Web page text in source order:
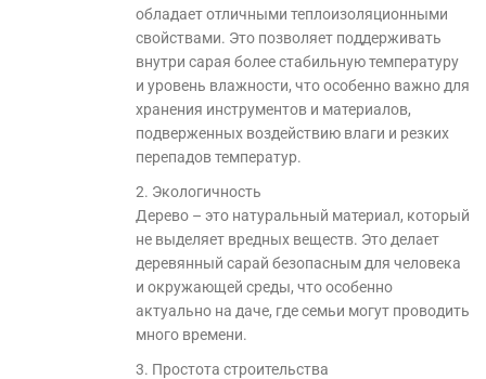
обладает отличными теплоизоляционными
свойствами. Это позволяет поддерживать
внутри сарая более стабильную температуру
и уровень влажности, что особенно важно для
хранения инструментов и материалов,
подверженных воздействию влаги и резких
перепадов температур.
2. Экологичность
Дерево – это натуральный материал, который
не выделяет вредных веществ. Это делает
деревянный сарай безопасным для человека
и окружающей среды, что особенно
актуально на даче, где семьи могут проводить
много времени.
3. Простота строительства